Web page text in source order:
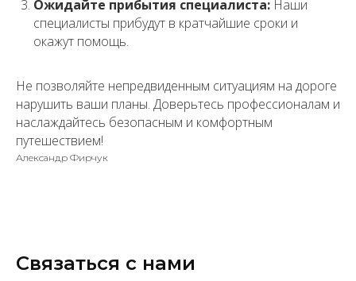
Ожидайте прибытия специалиста: Наши
специалисты прибудут в кратчайшие сроки и
окажут помощь.
Не позволяйте непредвиденным ситуациям на дороге
нарушить ваши планы. Доверьтесь профессионалам и
наслаждайтесь безопасным и комфортным
путешествием!
Александр Фирчук
Связаться с нами